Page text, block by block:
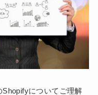
についてご理解